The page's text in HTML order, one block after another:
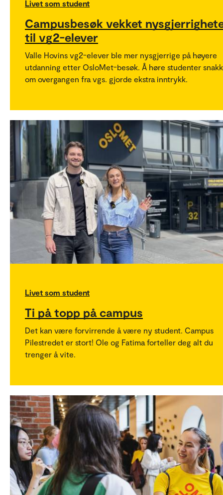
Livet som student
Campusbesøk vekket
til vg2-elever
Valle Hovins vg2-elever ble mer nysgjerrige på høyere
utdanning etter OsloMet-besøk. Å høre studenter
om overgangen fra vgs. gjorde ekstra inntrykk.
Livet som student
Ti på topp på campus
Det kan være forvirrende å være ny student. Campus
Pilestredet er stort! Ole og Fatima forteller deg alt du
trenger å vite.